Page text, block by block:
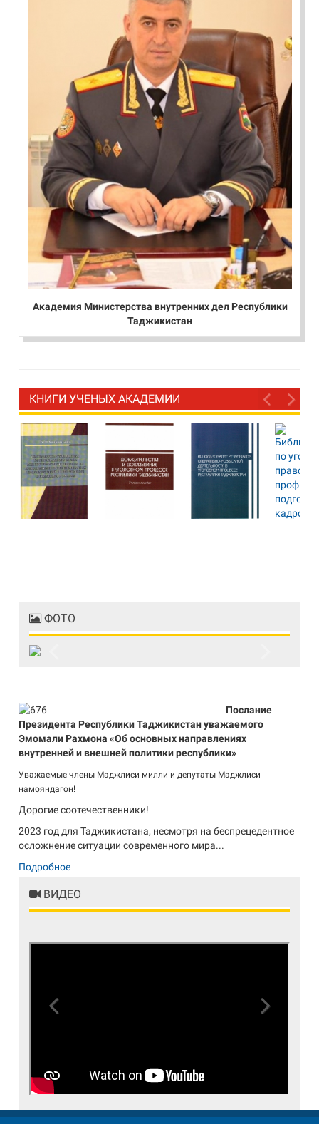
Академия Министерства внутренних дел Республики
Таджикистан
КНИГИ УЧЕНЫХ АКАДЕМИИ
ФОТО
Послание
Президента Республики Таджикистан уважаемого
Эмомали Рахмона «Об основных направлениях
внутренней и внешней политики республики»
Уважаемые члены Маджлиси милли и депутаты Маджлиси
намояндагон!
Дорогие соотечественники!
2023 год для Таджикистана, несмотря на беспрецедентное
осложнение ситуации современного мира...
Подробное
ВИДЕО